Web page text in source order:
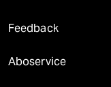
Feedback
Aboservice